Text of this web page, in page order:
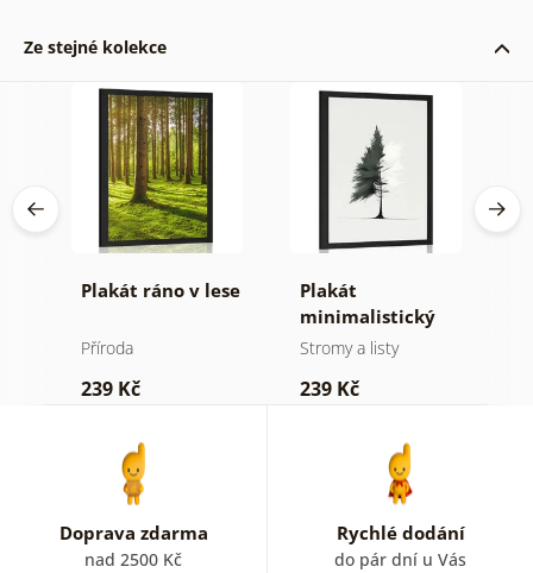
Ze stejné kolekce
Plakát ráno v lese
Příroda
239 Kč
Plakát
minimalistický
jehličnatý strom
Stromy a listy
239 Kč
Doprava zdarma
nad 2500 Kč
Rychlé dodání
do pár dní u Vás